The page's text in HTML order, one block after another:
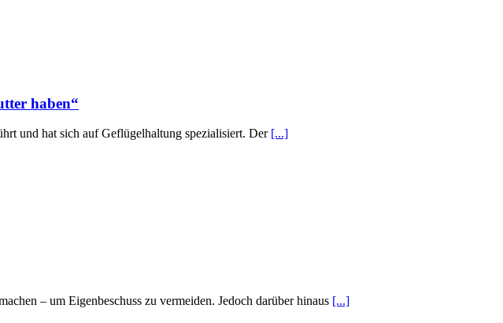
haben“
und hat sich auf Geflügelhaltung spezialisiert. Der [...]
– um Eigenbeschuss zu vermeiden. Jedoch darüber hinaus [...]